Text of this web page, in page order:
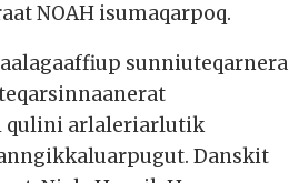
NOAH isumaqarpoq.
sunniuteqarnera
qulini arlaleriarlutik
Danskit